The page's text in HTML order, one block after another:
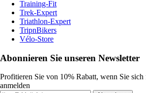
Training-Fit
Trek-Expert
Triathlon-Expert
TripnBikers
Vélo-Store
Abonnieren Sie unseren Newsletter
Profitieren Sie von 10% Rabatt, wenn Sie
anmelden